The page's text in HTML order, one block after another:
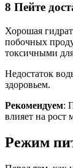
8 Пейте
Хорошая
побочных
токсичными
Недостаток
здоровьем.
Рекомендуем:
влияет на
Режим